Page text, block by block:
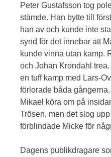
Peter Gustafsson tog
stämde. Han bytte till
han av och kunde inte
synd för det innebar att
kunde vinna utan kamp.
och Johan Krondahl
en tuff kamp med Lars-
förlorade båda
Mikael köra om på
Trösen, men det slog
förblindade Micke för
Dagens publikdragare